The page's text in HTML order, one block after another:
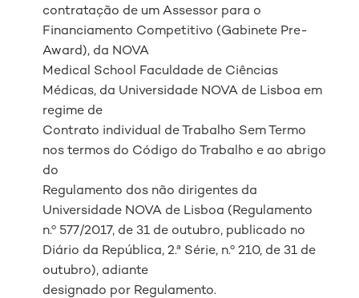
contratação de um Assessor para o
Financiamento Competitivo (Gabinete Pre-
Award), da NOVA
Medical School Faculdade de Ciências
Médicas, da Universidade NOVA de Lisboa em
regime de
Contrato individual de Trabalho Sem Termo
nos termos do Código do Trabalho e ao abrigo
do
Regulamento dos não dirigentes da
Universidade NOVA de Lisboa (Regulamento
n.º 577/2017, de 31 de outubro, publicado no
Diário da República, 2.ª Série, n.º 210, de 31 de
outubro), adiante
designado por Regulamento.